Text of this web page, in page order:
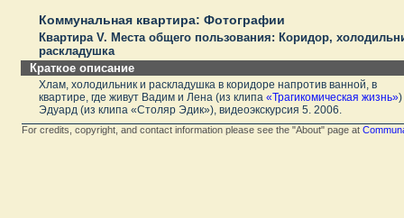
Коммунальная квартира: Фотографии
Квартира V. Места общего пользования: Коридор,
раскладушка
Краткое описание
Хлам, холодильник и раскладушка в коридоре напротив ванной, в
квартире, где живут Вадим и Лена (из клипа «Трагикомическая жизнь»)
Эдуард (из клипа «Столяр Эдик»), видеоэкскурсия 5. 2006.
For credits, copyright, and contact information please see the "About" page at